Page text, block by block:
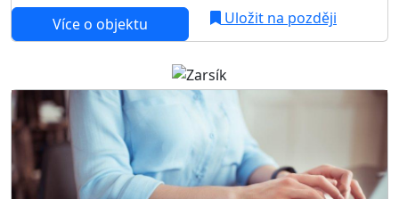
Více o objektu
Uložit na později